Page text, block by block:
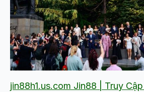
jin88h1.us.com Jin88 | Truy